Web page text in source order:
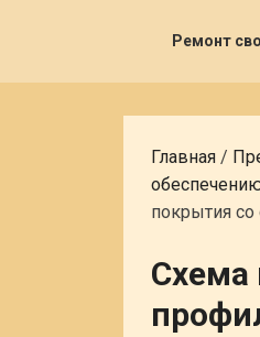
Ремонт
Главная /
покрытия
Схема